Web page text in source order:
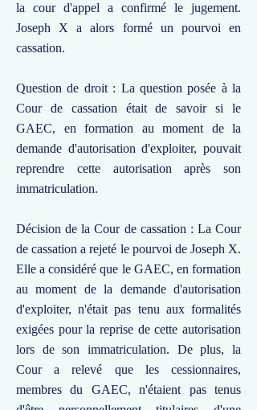
la cour d'appel a confirmé le jugement.
Joseph X a alors formé un pourvoi en
cassation.
Question de droit : La question posée à la
Cour de cassation était de savoir si le
GAEC, en formation au moment de la
demande d'autorisation d'exploiter, pouvait
reprendre cette autorisation après son
immatriculation.
Décision de la Cour de cassation : La Cour
de cassation a rejeté le pourvoi de Joseph X.
Elle a considéré que le GAEC, en formation
au moment de la demande d'autorisation
d'exploiter, n'était pas tenu aux formalités
exigées pour la reprise de cette autorisation
lors de son immatriculation. De plus, la
Cour a relevé que les cessionnaires,
membres du GAEC, n'étaient pas tenus